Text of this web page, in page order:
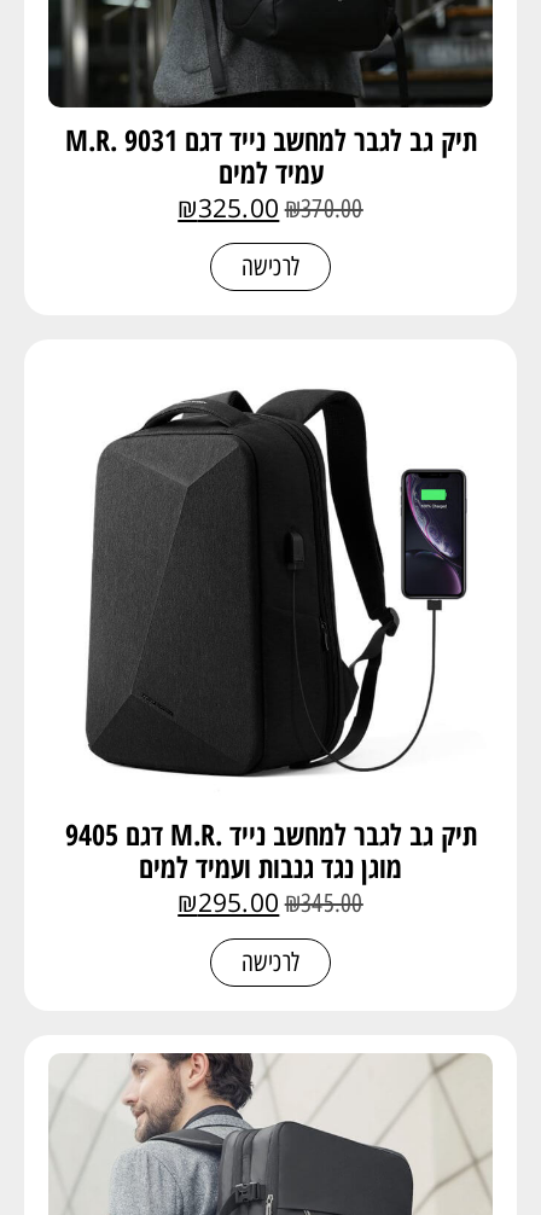
תיק גב לגבר למחשב נייד דגם 9031 .M.R
עמיד למים
₪370.00
₪325.00
לרכישה
תיק גב לגבר למחשב נייד .M.R דגם 9405
מוגן נגד גנבות ועמיד למים
₪345.00
₪295.00
לרכישה